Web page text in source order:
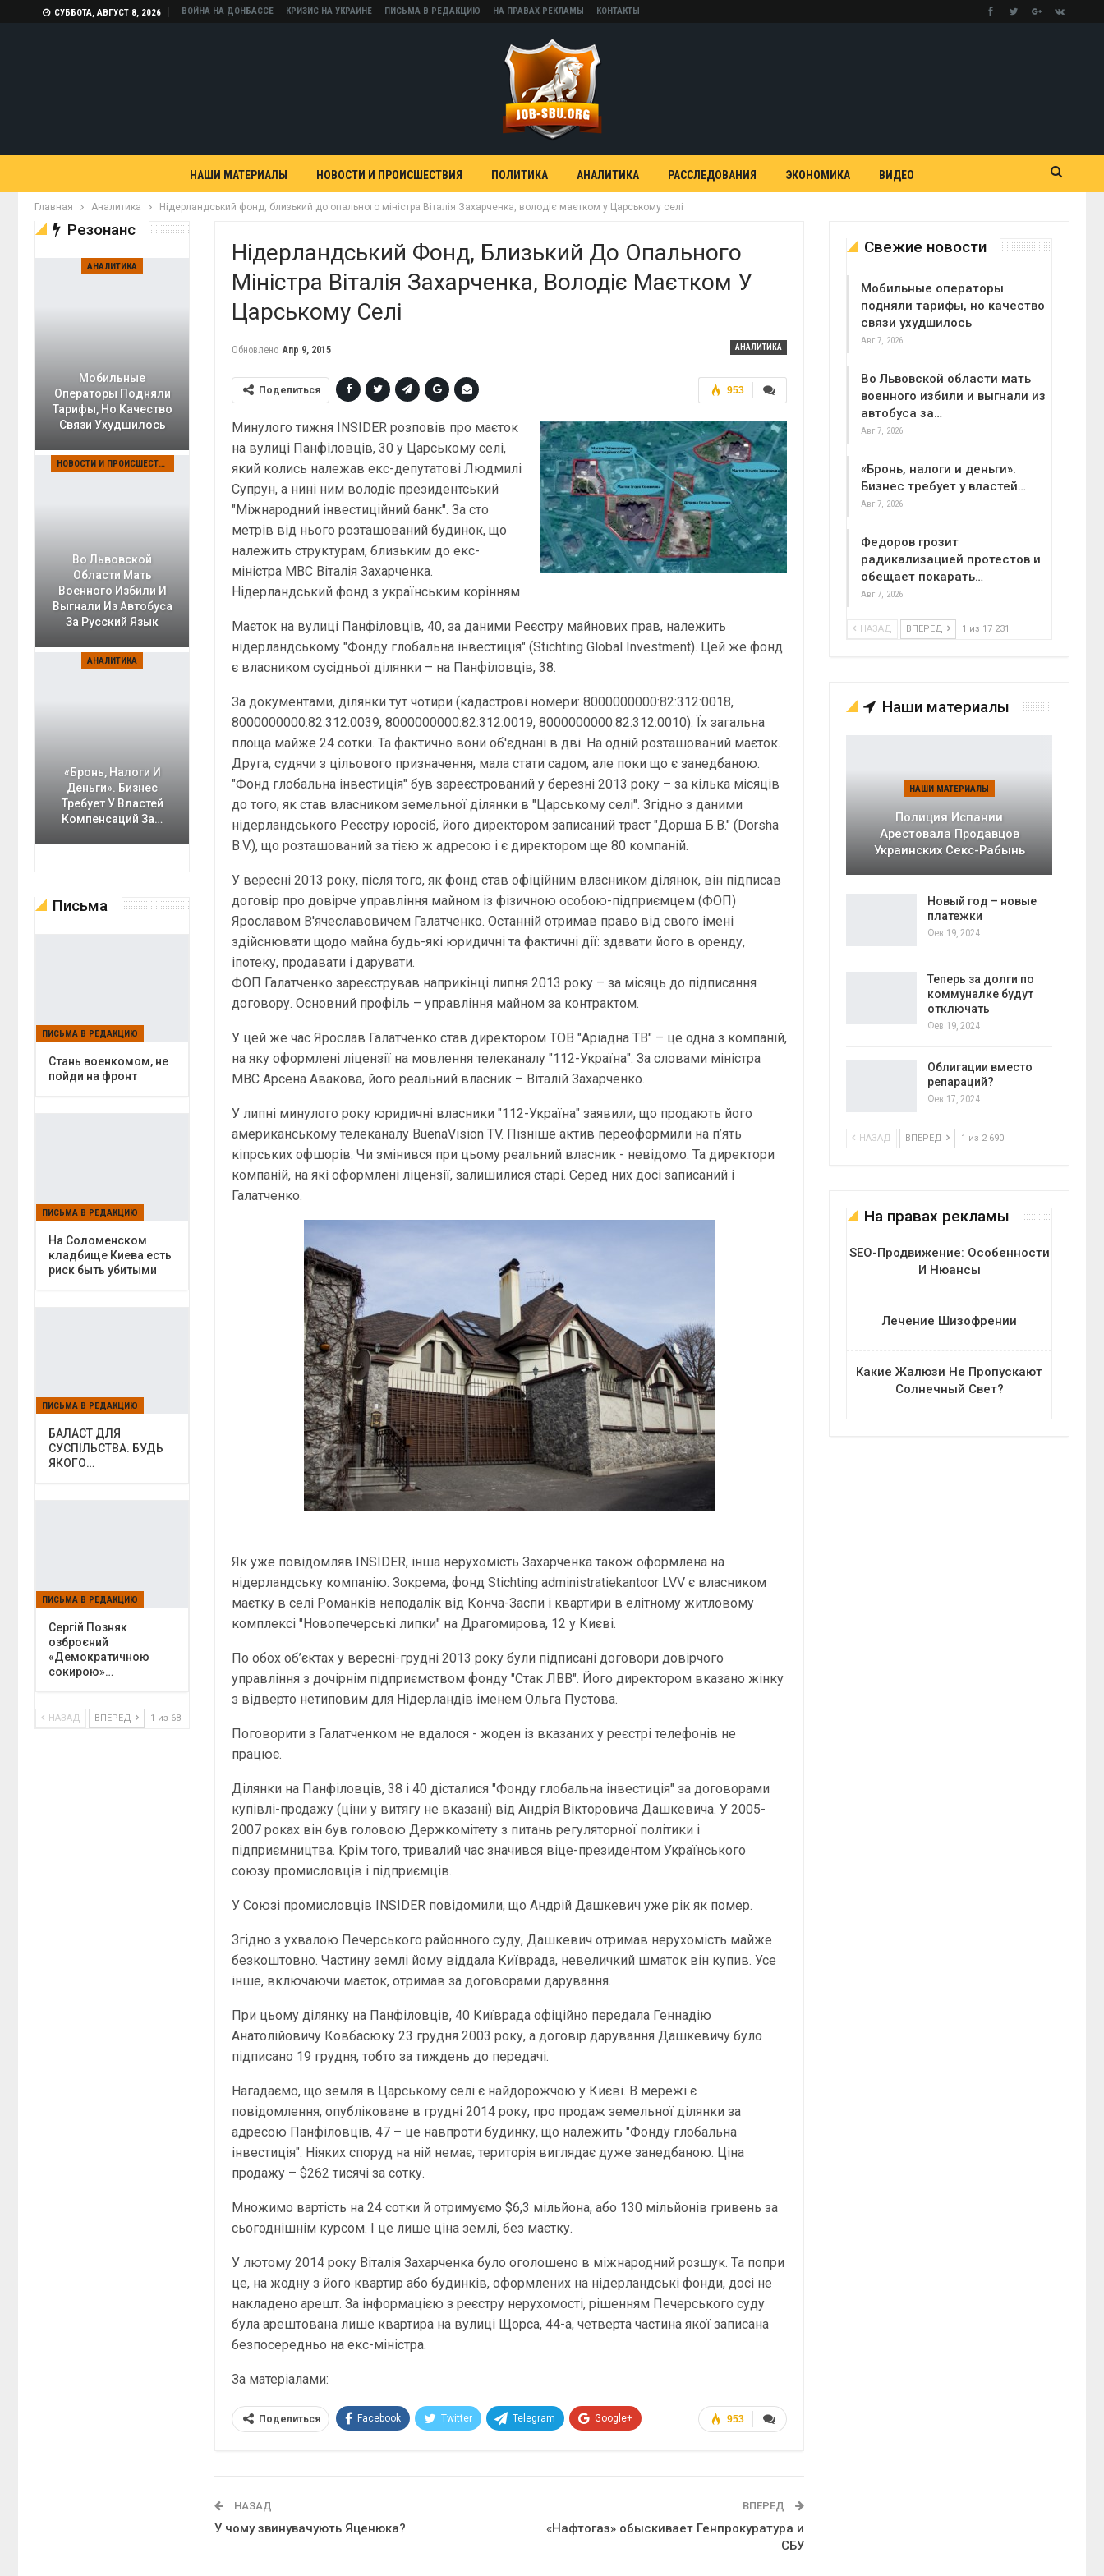
СУББОТА, АВГУСТ 8, 2026 ВОЙНА НА ДОНБАССЕ КРИЗИС НА УКРАИНЕ ПИСЬМА В РЕДАКЦИЮ НА ПРАВАХ РЕКЛАМЫ КОНТАКТЫ
НАШИ МАТЕРИАЛЫ НОВОСТИ И ПРОИСШЕСТВИЯ ПОЛИТИКА АНАЛИТИКА РАССЛЕДОВАНИЯ ЭКОНОМИКА ВИДЕО
Главная Аналитика Нідерландський фонд, близький до опального міністра Віталія Захарченка, володіє маєтком у Царському селі
Нідерландський Фонд, Близький До Опального
Міністра Віталія Захарченка, Володіє Маєтком У
Царському Селі
АНАЛИТИКА
Обновлено Апр 9, 2015
953
Поделиться
Минулого тижня INSIDER розповів про маєток
на вулиці Панфіловців, 30 у Царському селі,
який колись належав екс-депутатові Людмилі
Супрун, а нині ним володіє президентський
"Міжнародний інвестиційний банк". За сто
метрів від нього розташований будинок, що
належить структурам, близьким до екс-
міністра МВС Віталія Захарченка.
Нідерландський фонд з українським корінням
Маєток на вулиці Панфіловців, 40, за даними Реєстру майнових прав, належить
нідерландському "Фонду глобальна інвестиція" (Stichting Global Investment). Цей же фонд
є власником сусідньої ділянки – на Панфіловців, 38.
За документами, ділянки тут чотири (кадастрові номери: 8000000000:82:312:0018,
8000000000:82:312:0039, 8000000000:82:312:0019, 8000000000:82:312:0010). Їх загальна
площа майже 24 сотки. Та фактично вони об'єднані в дві. На одній розташований маєток.
Друга, судячи з цільового призначення, мала стати садом, але поки що є занедбаною.
"Фонд глобальна інвестиція" був зареєстрований у березні 2013 року – за кілька місяців
до того, як став власником земельної ділянки в "Царському селі". Згідно з даними
нідерландського Реєстру юросіб, його директором записаний траст "Дорша Б.В." (Dorsha
B.V.), що розташований за тією ж адресою і є директором ще 80 компаній.
У вересні 2013 року, після того, як фонд став офіційним власником ділянок, він підписав
договір про довірче управління майном із фізичною особою-підприємцем (ФОП)
Ярославом В'ячеславовичем Галатченко. Останній отримав право від свого імені
здійснювати щодо майна будь-які юридичні та фактичні дії: здавати його в оренду,
іпотеку, продавати і дарувати.
ФОП Галатченко зареєстрував наприкінці липня 2013 року – за місяць до підписання
договору. Основний профіль – управління майном за контрактом.
У цей же час Ярослав Галатченко став директором ТОВ "Аріадна ТВ" – це одна з компаній,
на яку оформлені ліцензії на мовлення телеканалу "112-Україна". За словами міністра
МВС Арсена Авакова, його реальний власник – Віталій Захарченко.
У липні минулого року юридичні власники "112-Україна" заявили, що продають його
американському телеканалу BuenaVision TV. Пізніше актив переоформили на п’ять
кіпрських офшорів. Чи змінився при цьому реальний власник - невідомо. Та директори
компаній, на які оформлені ліцензії, залишилися старі. Серед них досі записаний і
Галатченко.
Як уже повідомляв INSIDER, інша нерухомість Захарченка також оформлена на
нідерландську компанію. Зокрема, фонд Stichting administratiekantoor LVV є власником
маєтку в селі Романків неподалік від Конча-Заспи і квартири в елітному житловому
комплексі "Новопечерські липки" на Драгомирова, 12 у Києві.
По обох об’єктах у вересні-грудні 2013 року були підписані договори довірчого
управління з дочірнім підприємством фонду "Стак ЛВВ". Його директором вказано жінку
з відверто нетиповим для Нідерландів іменем Ольга Пустова.
Поговорити з Галатченком не вдалося - жоден із вказаних у реєстрі телефонів не
працює.
Ділянки на Панфіловців, 38 і 40 дісталися "Фонду глобальна інвестиція" за договорами
купівлі-продажу (ціни у витягу не вказані) від Андрія Вікторовича Дашкевича. У 2005-
2007 роках він був головою Держкомітету з питань регуляторної політики і
підприємництва. Крім того, тривалий час значився віце-президентом Українського
союзу промисловців і підприємців.
У Союзі промисловців INSIDER повідомили, що Андрій Дашкевич уже рік як помер.
Згідно з ухвалою Печерського районного суду, Дашкевич отримав нерухомість майже
безкоштовно. Частину землі йому віддала Київрада, невеличкий шматок він купив. Усе
інше, включаючи маєток, отримав за договорами дарування.
При цьому ділянку на Панфіловців, 40 Київрада офіційно передала Геннадію
Анатолійовичу Ковбасюку 23 грудня 2003 року, а договір дарування Дашкевичу було
підписано 19 грудня, тобто за тиждень до передачі.
Нагадаємо, що земля в Царському селі є найдорожчою у Києві. В мережі є
повідомлення, опубліковане в грудні 2014 року, про продаж земельної ділянки за
адресою Панфіловців, 47 – це навпроти будинку, що належить "Фонду глобальна
інвестиція". Ніяких споруд на ній немає, територія виглядає дуже занедбаною. Ціна
продажу – $262 тисячі за сотку.
Множимо вартість на 24 сотки й отримуємо $6,3 мільйона, або 130 мільйонів гривень за
сьогоднішнім курсом. І це лише ціна землі, без маєтку.
У лютому 2014 року Віталія Захарченка було оголошено в міжнародний розшук. Та попри
це, на жодну з його квартир або будинків, оформлених на нідерландські фонди, досі не
накладено арешт. За інформацією з реєстру нерухомості, рішенням Печерського суду
була арештована лише квартира на вулиці Щорса, 44-а, четверта частина якої записана
безпосередньо на екс-міністра.
За матеріалами:
953
Поделиться Facebook Twitter Telegram Google+
НАЗАД
У чому звинувачують Яценюка?
ВПЕРЕД
«Нафтогаз» обыскивает Генпрокуратура и
СБУ
Свежие новости
Мобильные операторы
подняли тарифы, но качество
связи ухудшилось
Авг 7, 2026
Во Львовской области мать
военного избили и выгнали из
автобуса за…
Авг 7, 2026
«Бронь, налоги и деньги».
Бизнес требует у властей…
Авг 7, 2026
Федоров грозит
радикализацией протестов и
обещает покарать…
Авг 7, 2026
НАЗАД ВПЕРЕД 1 из 17 231
Наши материалы
НАШИ МАТЕРИАЛЫ
Полиция Испании
Арестовала Продавцов
Украинских Секс-Рабынь
Новый год – новые
платежки
Фев 19, 2024
Теперь за долги по
коммуналке будут
отключать
Фев 19, 2024
Облигации вместо
репараций?
Фев 17, 2024
НАЗАД ВПЕРЕД 1 из 2 690
На правах рекламы
SEO-Продвижение: Особенности
И Нюансы
Лечение Шизофрении
Какие Жалюзи Не Пропускают
Солнечный Свет?
Резонанс
АНАЛИТИКА
Мобильные
Операторы Подняли
Тарифы, Но Качество
Связи Ухудшилось
НОВОСТИ И ПРОИСШЕСТВИЯ
Во Львовской
Области Мать
Военного Избили И
Выгнали Из Автобуса
За Русский Язык
АНАЛИТИКА
«Бронь, Налоги И
Деньги». Бизнес
Требует У Властей
Компенсаций За…
Письма
ПИСЬМА В РЕДАКЦИЮ
Cтань военкомом, не
пойди на фронт
ПИСЬМА В РЕДАКЦИЮ
На Соломенском
кладбище Киева есть
риск быть убитыми
ПИСЬМА В РЕДАКЦИЮ
БАЛАСТ ДЛЯ
СУСПІЛЬСТВА. БУДЬ
ЯКОГО…
ПИСЬМА В РЕДАКЦИЮ
Сергій Позняк
озброєний
«Демократичною
сокирою»…
НАЗАД ВПЕРЕД 1 из 68